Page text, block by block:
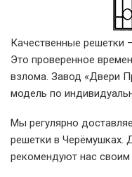
Качественные решетки
Это проверенное
взлома. Завод «Двери
модель по
Мы регулярно
решетки в Черёмушках.
рекомендуют нас